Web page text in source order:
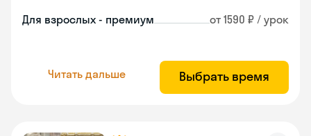
Для взрослых - премиум от 1590 ₽ / урок
Читать дальше Выбрать время